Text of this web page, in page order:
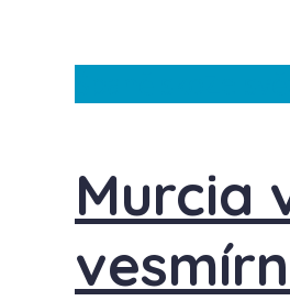
Murcia